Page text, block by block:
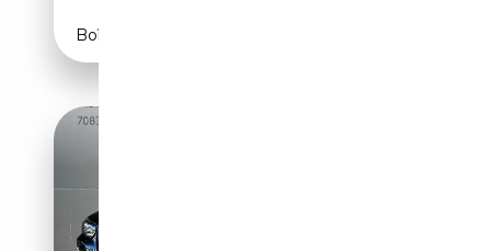
Boîte automatique